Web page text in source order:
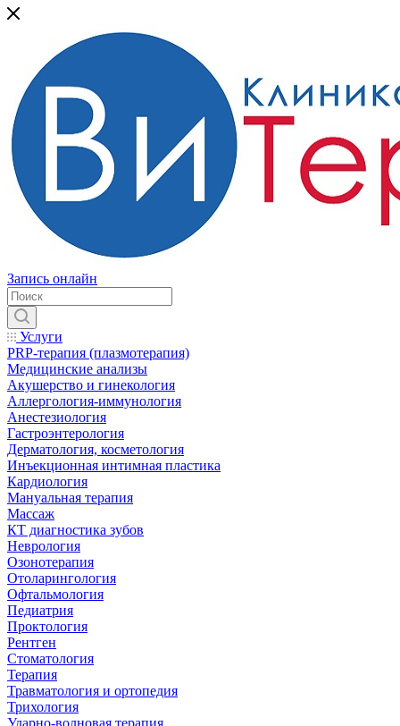
Запись онлайн
Услуги
PRP-терапия (плазмотерапия)
Медицинские анализы
Акушерство и гинекология
Аллергология-иммунология
Анестезиология
Гастроэнтерология
Дерматология, косметология
Инъекционная интимная пластика
Кардиология
Мануальная терапия
Массаж
КТ диагностика зубов
Неврология
Озонотерапия
Отоларингология
Офтальмология
Педиатрия
Проктология
Рентген
Стоматология
Терапия
Травматология и ортопедия
Трихология
Ударно-волновая терапия